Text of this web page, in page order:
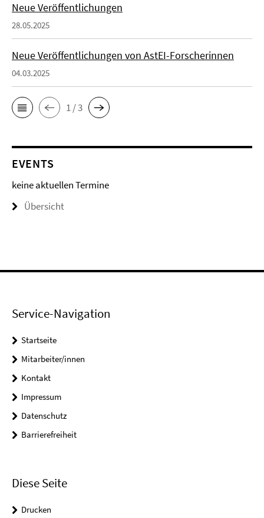
Neue Veröffentlichungen
28.05.2025
Neue Veröffentlichungen von AstEI-Forscherinnen
04.03.2025
1 / 3
EVENTS
keine aktuellen Termine
Übersicht
Service-Navigation
Startseite
Mitarbeiter/innen
Kontakt
Impressum
Datenschutz
Barrierefreiheit
Diese Seite
Drucken